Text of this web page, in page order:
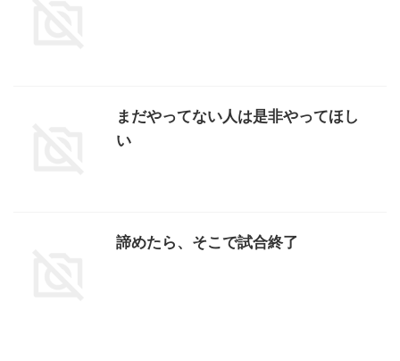
まだやってない人は是非やってほし
い
諦めたら、そこで試合終了